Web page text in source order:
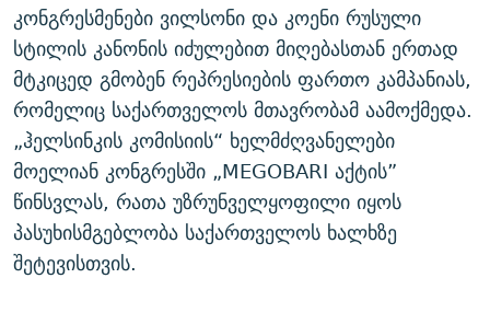
კონგრესმენები ვილსონი და კოენი რუსული
სტილის კანონის იძულებით მიღებასთან ერთად
მტკიცედ გმობენ რეპრესიების ფართო კამპანიას,
რომელიც საქართველოს მთავრობამ აამოქმედა.
„ჰელსინკის კომისიის“ ხელმძღვანელები
მოელიან კონგრესში „MEGOBARI აქტის”
წინსვლას, რათა უზრუნველყოფილი იყოს
პასუხისმგებლობა საქართველოს ხალხზე
შეტევისთვის.